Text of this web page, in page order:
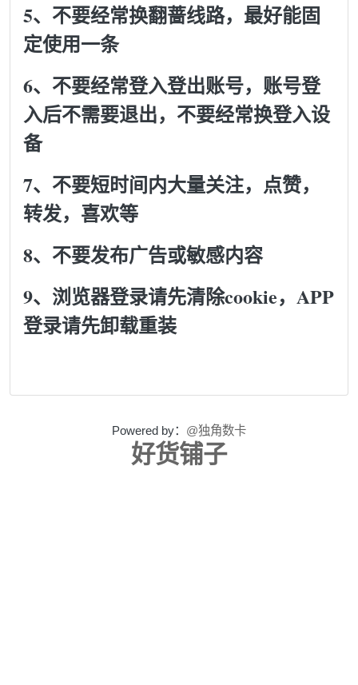
5、不要经常换翻蔷线路，最好能固
定使用一条
6、不要经常登入登出账号，账号登
入后不需要退出，不要经常换登入设
备
7、不要短时间内大量关注，点赞，
转发，喜欢等
8、不要发布广告或敏感内容
9、浏览器登录请先清除cookie，APP
登录请先卸载重装
Powered by： @独角数卡
好货铺子